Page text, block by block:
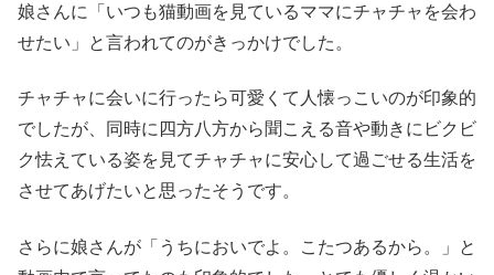
娘さんに「いつも猫動画を見ているママにチャチャを会わ
せたい」と言われてのがきっかけでした。
チャチャに会いに行ったら可愛くて人懐っこいのが印象的
でしたが、同時に四方八方から聞こえる音や動きにビクビ
ク怯えている姿を見てチャチャに安心して過ごせる生活を
させてあげたいと思ったそうです。
さらに娘さんが「うちにおいでよ。こたつあるから。」と